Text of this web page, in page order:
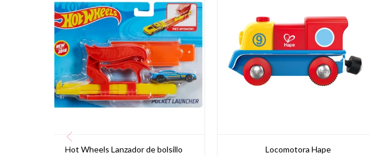
Hot Wheels Lanzador de bolsillo Locomotora Hape